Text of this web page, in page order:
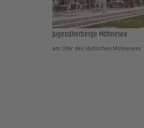
Jugendherberge Möhnesee
am Ufer des idyllischen Möhnesees